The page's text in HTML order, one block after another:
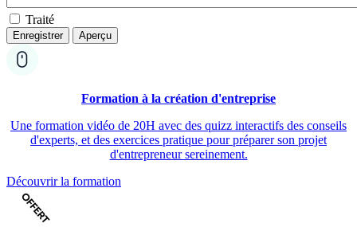
Traité
Formation à la création d'entreprise
Une formation vidéo de 20H avec des quizz interactifs des conseils
d'experts, et des exercices pratique pour préparer son projet
d'entrepreneur sereinement.
Découvrir la formation